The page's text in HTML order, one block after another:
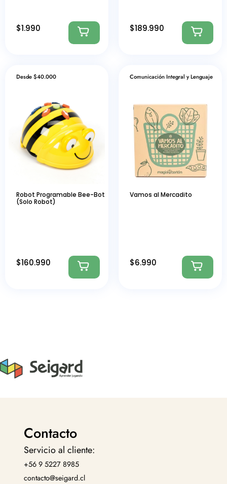
$1.990 $189.990
Desde $40.000
Robot Programable Bee-Bot
(Solo Robot)
$160.990
Comunicación Integral y Lenguaje
Vamos al Mercadito
$6.990
Contacto
Servicio al cliente:
+56 9 5227 8985
contacto@seigard.cl